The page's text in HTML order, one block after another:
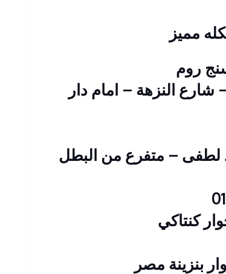
مميز
روم
– شارع النزهة – امام دار
عبد الحميد لطفى – متفرع من البطل
كنتاكي
بنزينة مصر